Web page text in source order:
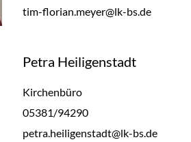
tim-florian.meyer@lk-bs.de
Petra Heiligenstadt
Kirchenbüro
05381/94290
petra.heiligenstadt@lk-bs.de